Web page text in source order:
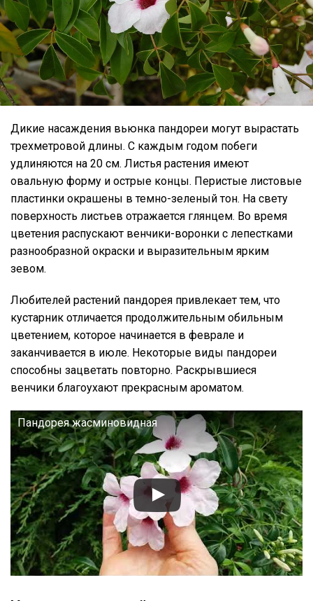
Дикие насаждения вьюнка пандореи могут вырастать
трехметровой длины. С каждым годом побеги
удлиняются на 20 см. Листья растения имеют
овальную форму и острые концы. Перистые листовые
пластинки окрашены в темно-зеленый тон. На свету
поверхность листьев отражается глянцем. Во время
цветения распускают венчики-воронки с лепестками
разнообразной окраски и выразительным ярким
зевом.
Любителей растений пандорея привлекает тем, что
кустарник отличается продолжительным обильным
цветением, которое начинается в феврале и
заканчивается в июле. Некоторые виды пандореи
способны зацветать повторно. Раскрывшиеся
венчики благоухают прекрасным ароматом.
Пандорея жасминовидная